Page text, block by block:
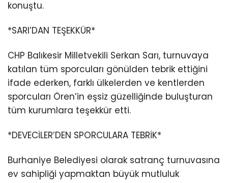
konuştu.
*SARI’DAN TEŞEKKÜR*
CHP Balıkesir Milletvekili Serkan Sarı, turnuvaya
katılan tüm sporcuları gönülden tebrik ettiğini
ifade ederken, farklı ülkelerden ve kentlerden
sporcuları Ören’in eşsiz güzelliğinde buluşturan
tüm kurumlara teşekkür etti.
*DEVECİLER’DEN SPORCULARA TEBRİK*
Burhaniye Belediyesi olarak satranç turnuvasına
ev sahipliği yapmaktan büyük mutluluk